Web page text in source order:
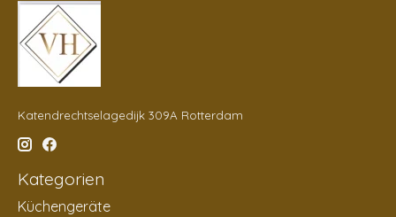
Katendrechtselagedijk 309A Rotterdam
Kategorien
Küchengeräte